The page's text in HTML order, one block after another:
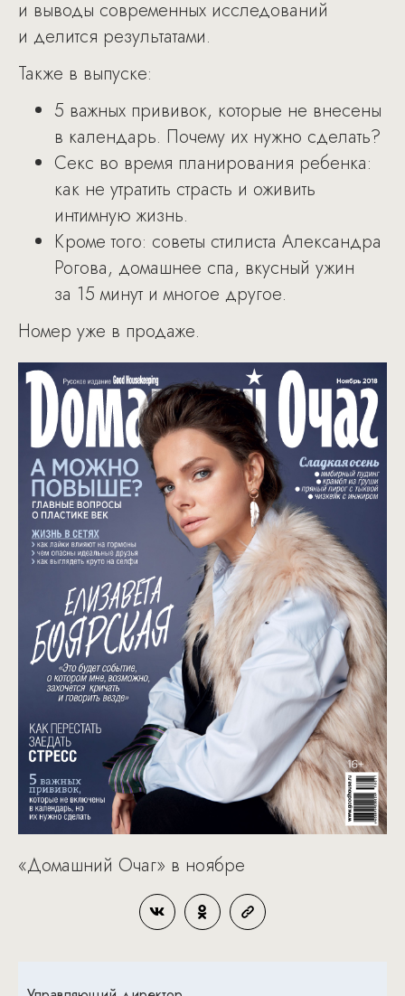
и выводы современных исследований
и делится результатами.
Также в выпуске:
5 важных прививок, которые не внесены
в календарь. Почему их нужно сделать?
Секс во время планирования ребенка:
как не утратить страсть и оживить
интимную жизнь.
Кроме того: советы стилиста Александра
Рогова, домашнее спа, вкусный ужин
за 15 минут и многое другое.
Номер уже в продаже.
«Домашний Очаг» в ноябре